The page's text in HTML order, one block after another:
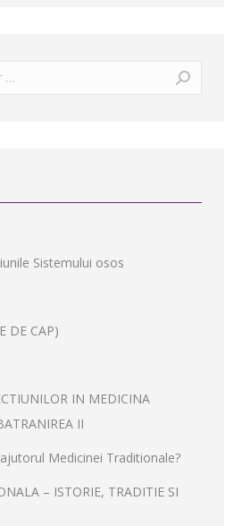
Sistemului osos
DE CAP)
IN MEDICINA
II
Medicinei Traditionale?
– ISTORIE, TRADITIE SI